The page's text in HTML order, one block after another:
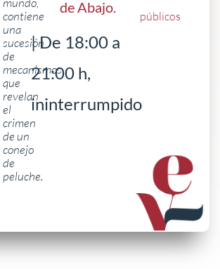
contiene
una
sucesión
de
mecanismos
que
revelan
el
crimen
de un
conejo
de
peluche.
| De 18:00 a
21:00 h,
ininterrumpido
de Abajo.
públicos